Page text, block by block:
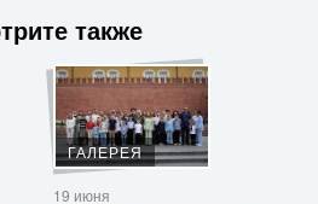
также
ГАЛЕРЕЯ
19 июня